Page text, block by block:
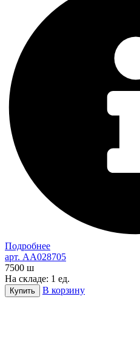
Подробнее
арт. AA028705
7500 ш
На складе: 1 ед.
Купить В корзину